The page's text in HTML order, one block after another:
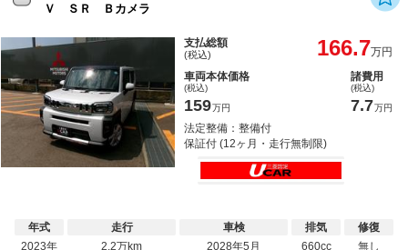
Ｖ ＳＲ Ｂカメラ
支払総額
(税込) 166.7万円
車両本体価格
(税込)
159万円
諸費用
(税込)
7.7万円
法定整備：整備付
保証付 (12ヶ月・走行無制限)
年式
2023年
走行
2.2万km
車検
2028年5月
排気
660cc
修復
無し